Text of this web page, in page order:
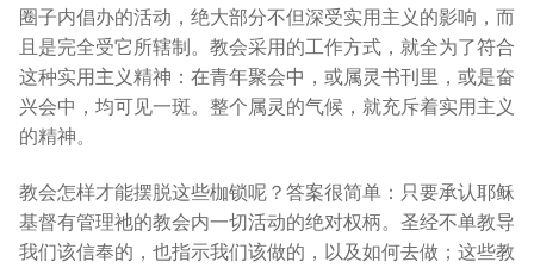
圈子内倡办的活动，绝大部分不但深受实用主义的影响，而
且是完全受它所辖制。教会采用的工作方式，就全为了符合
这种实用主义精神：在青年聚会中，或属灵书刊里，或是奋
兴会中，均可见一斑。整个属灵的气候，就充斥着实用主义
的精神。
教会怎样才能摆脱这些枷锁呢？答案很简单：只要承认耶稣
基督有管理祂的教会内一切活动的绝对权柄。圣经不单教导
我们该信奉的，也指示我们该做的，以及如何去做；这些教